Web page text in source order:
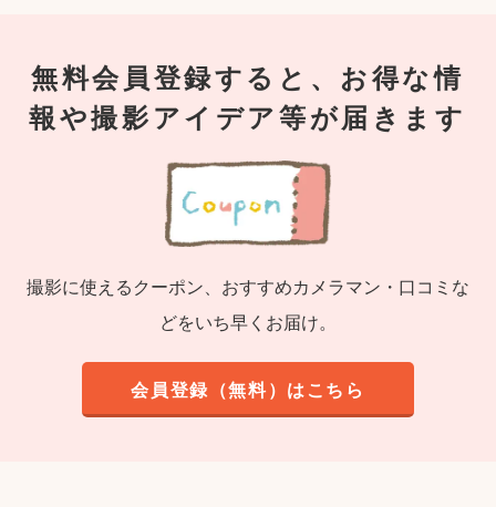
無料会員登録すると、お得な情
報や撮影アイデア等が届きます
撮影に使えるクーポン、おすすめカメラマン・口コミな
どをいち早くお届け。
会員登録（無料）はこちら